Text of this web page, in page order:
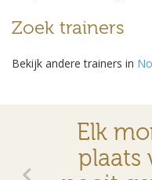
Zoek trainers
Bekijk andere trainers in
Elk
plaats